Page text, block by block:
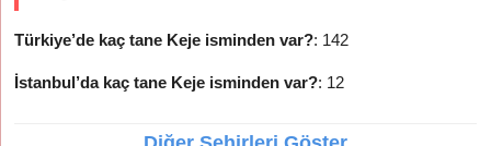
Türkiye’de kaç tane Keje isminden var?: 142
İstanbul’da kaç tane Keje isminden var?: 12